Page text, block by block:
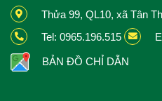
Thửa 99, QL10, xã Tân
Tel: 0965.196.515
BẢN ĐỒ CHỈ DẪN